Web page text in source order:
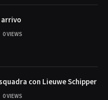
arrivo
0VIEWS
con Lieuwe Schipper
0VIEWS